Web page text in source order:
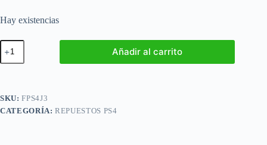
Hay existencias
Flex
Touchpad
Joystick
cantidad
Añadir al carrito
SKU:FPS4J3
CATEGORÍA:REPUESTOS PS4